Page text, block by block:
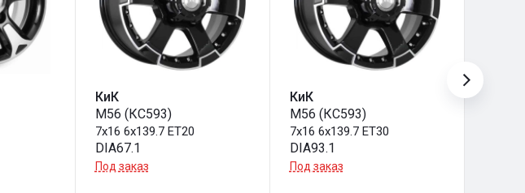
КиК
M56 (КС593)
7x16 6x139.7 ET20
DIA67.1
Под заказ
КиК
M56 (КС593)
7x16 6x139.7 ET30
DIA93.1
Под заказ